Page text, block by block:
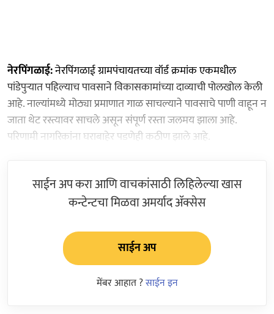
नेरपिंगळाई:नेरपिंगळाई ग्रामपंचायतच्या वॉर्ड क्रमांक एकमधील
पांडेपुऱ्यात पहिल्याच पावसाने विकासकामांच्या दाव्याची पोलखोल केली
आहे. नाल्यांमध्ये मोठ्या प्रमाणात गाळ साचल्याने पावसाचे पाणी वाहून न
जाता थेट रस्त्यावर साचले असून संपूर्ण रस्ता जलमय झाला आहे.
परिणामी नागरिकांना घराबाहेर पडणेही कठीण झाले आहे.
साईन अप करा आणि वाचकांसाठी लिहिलेल्या खास
कन्टेन्टचा मिळवा अमर्याद ॲक्सेस
साईन अप
मेंबर आहात ?साईन इन